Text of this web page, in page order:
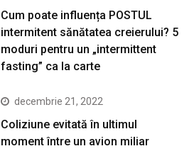
Cum poate influența POSTUL
intermitent sănătatea creierului? 5
moduri pentru un „intermittent
fasting” ca la carte
decembrie 21, 2022
Coliziune evitată în ultimul
moment între un avion miliar